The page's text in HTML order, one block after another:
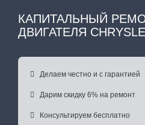
КАПИТАЛЬНЫЙ
ДВИГАТЕЛЯ
 Делаем честно и с гарантией
 Дарим скидку 6% на ремонт
 Консультируем бесплатно